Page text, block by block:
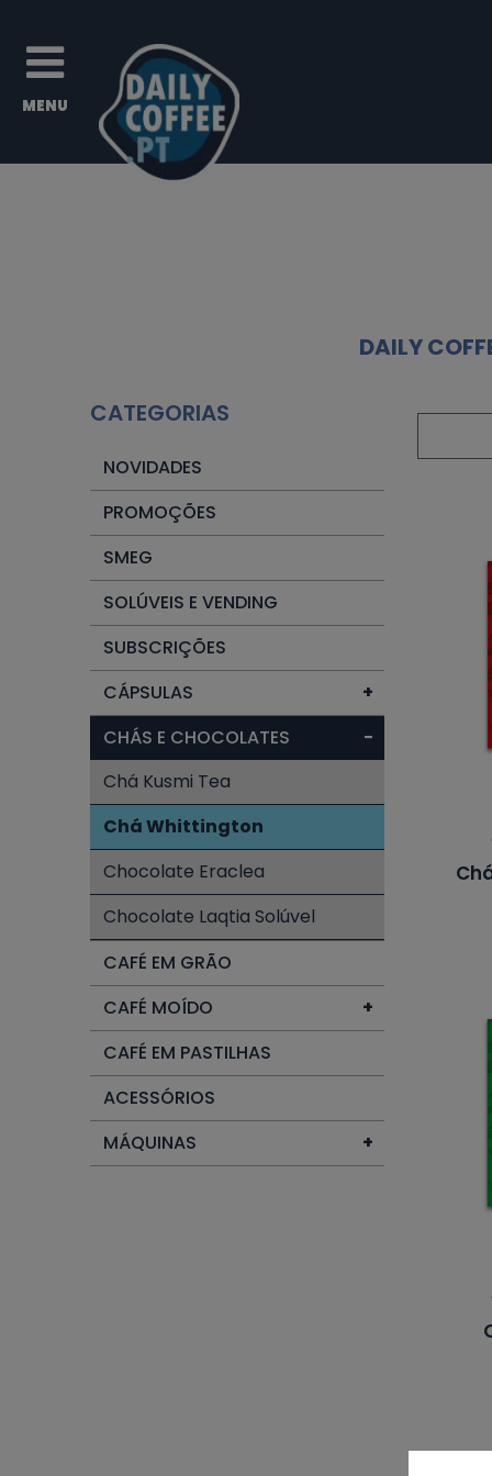
DAILY
CATEGORIAS
NOVIDADES
PROMOÇÕES
SMEG
SOLÚVEIS E VENDING
SUBSCRIÇÕES
CÁPSULAS
+
CHÁS E CHOCOLATES
−
Chá Kusmi Tea
Chá Whittington
Chocolate Eraclea
Chocolate Laqtia Solúvel
CAFÉ EM GRÃO
CAFÉ MOÍDO
+
CAFÉ EM PASTILHAS
ACESSÓRIOS
MÁQUINAS
+